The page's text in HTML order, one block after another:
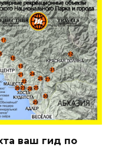
ваш гид по